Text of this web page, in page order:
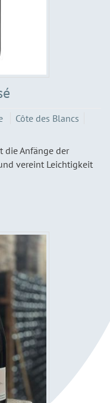
Côte des Blancs
die Anfänge der
vereint Leichtigkeit